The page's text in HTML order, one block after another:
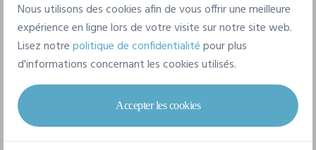
Marque
Awdis
Référence
JT017
Grammage
160 g/m²
Nous utilisons des cookies afin de vous offrir une meilleure
expérience en ligne lors de votre visite sur notre site web.
Lisez notrepolitique de confidentialitépour plus
d'informations concernant les cookies utilisés.
Accepter les cookies